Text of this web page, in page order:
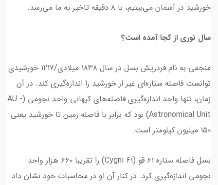
خورشید در آسمان می‌بینیم، با ۸ دقیقه تاخیر به ما می‌رسد.
سال نوری از کجا آمده است؟
منجمی به نام فردریش بسل در سال ۱۸۳۸ میلادی/۱۲۱۷ خورشیدی
توانست فاصله ستاره‌ای غیر از خورشید را اندازه‌گیری کند. در آن
زمان، تنها واحد اندازه‌گیری فاصله‌های کیهانی واحد نجومی (AU -
Astronomical Unit) بود که برابر با فاصله زمین تا خورشید یعنی
۱۵۰ میلیون کیلومتر است.
بسل فاصله ستاره ۶۱ قو (61 Cygni) را تقریبا ۶۶۰ هزار واحد
نجومی اندازه‌گیری کرد. در کنار آن او در محاسبات خود نشان داد